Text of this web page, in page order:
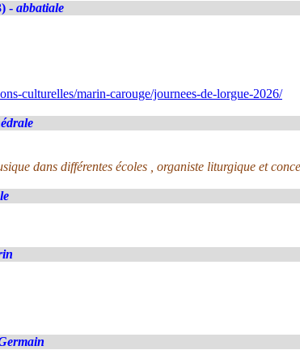
- abbatiale
culturelles/marin-carouge/journees-de-lorgue-2026/
dans différentes écoles , organiste liturgique et